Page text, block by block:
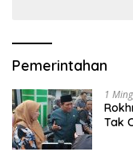
Pemerintahan
1
Tak